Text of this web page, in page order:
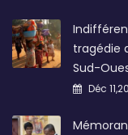
tragédie
Sud-
Déc